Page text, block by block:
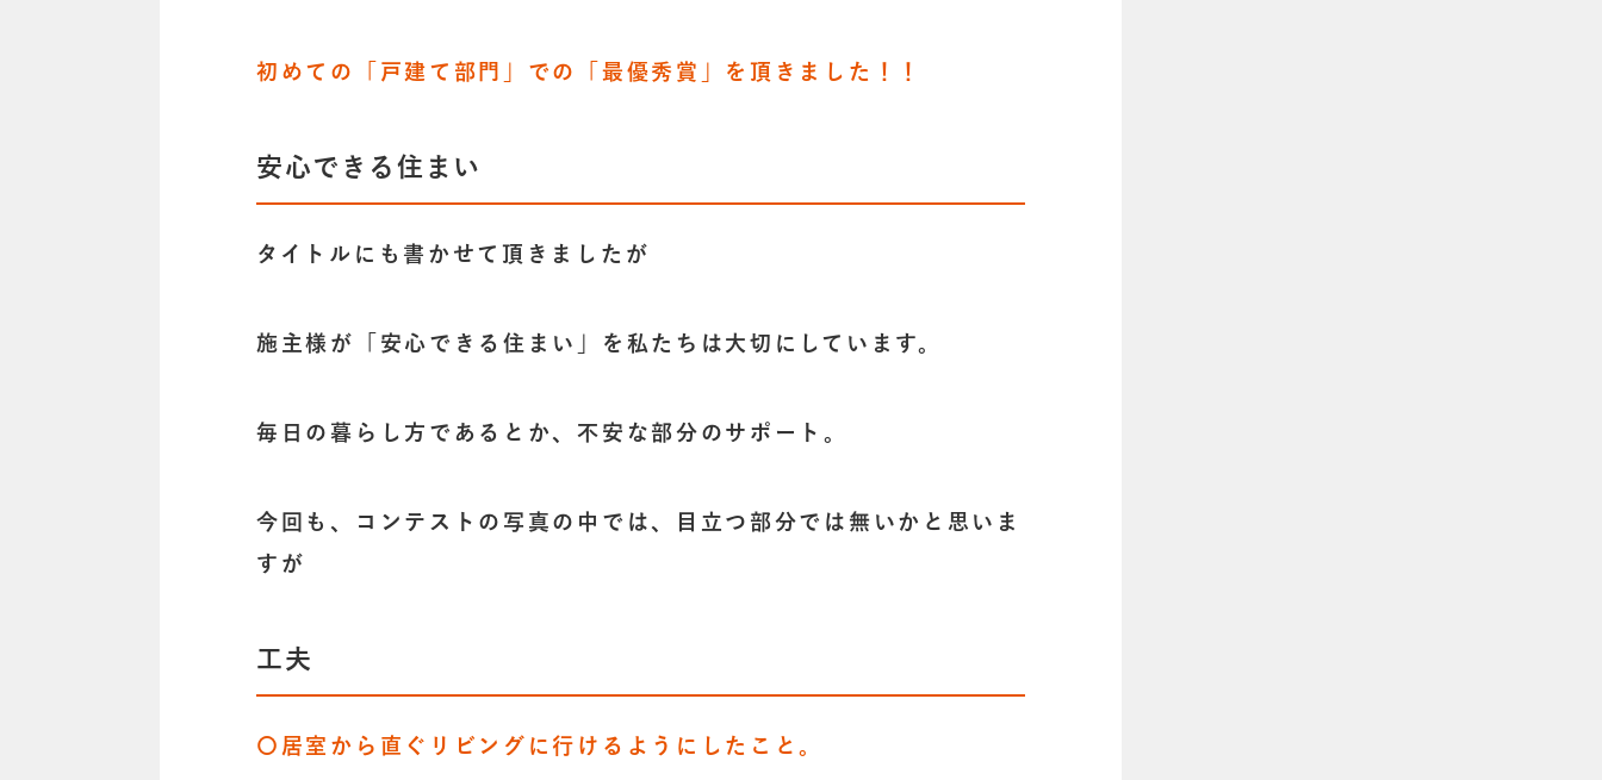
初めての「戸建て部門」での「最優秀賞」を頂きました！！
安心できる住まい
タイトルにも書かせて頂きましたが
施主様が「安心できる住まい」を私たちは大切にしています。
毎日の暮らし方であるとか、不安な部分のサポート。
今回も、コンテストの写真の中では、目立つ部分では無いかと思いま
すが
工夫
〇居室から直ぐリビングに行けるようにしたこと。